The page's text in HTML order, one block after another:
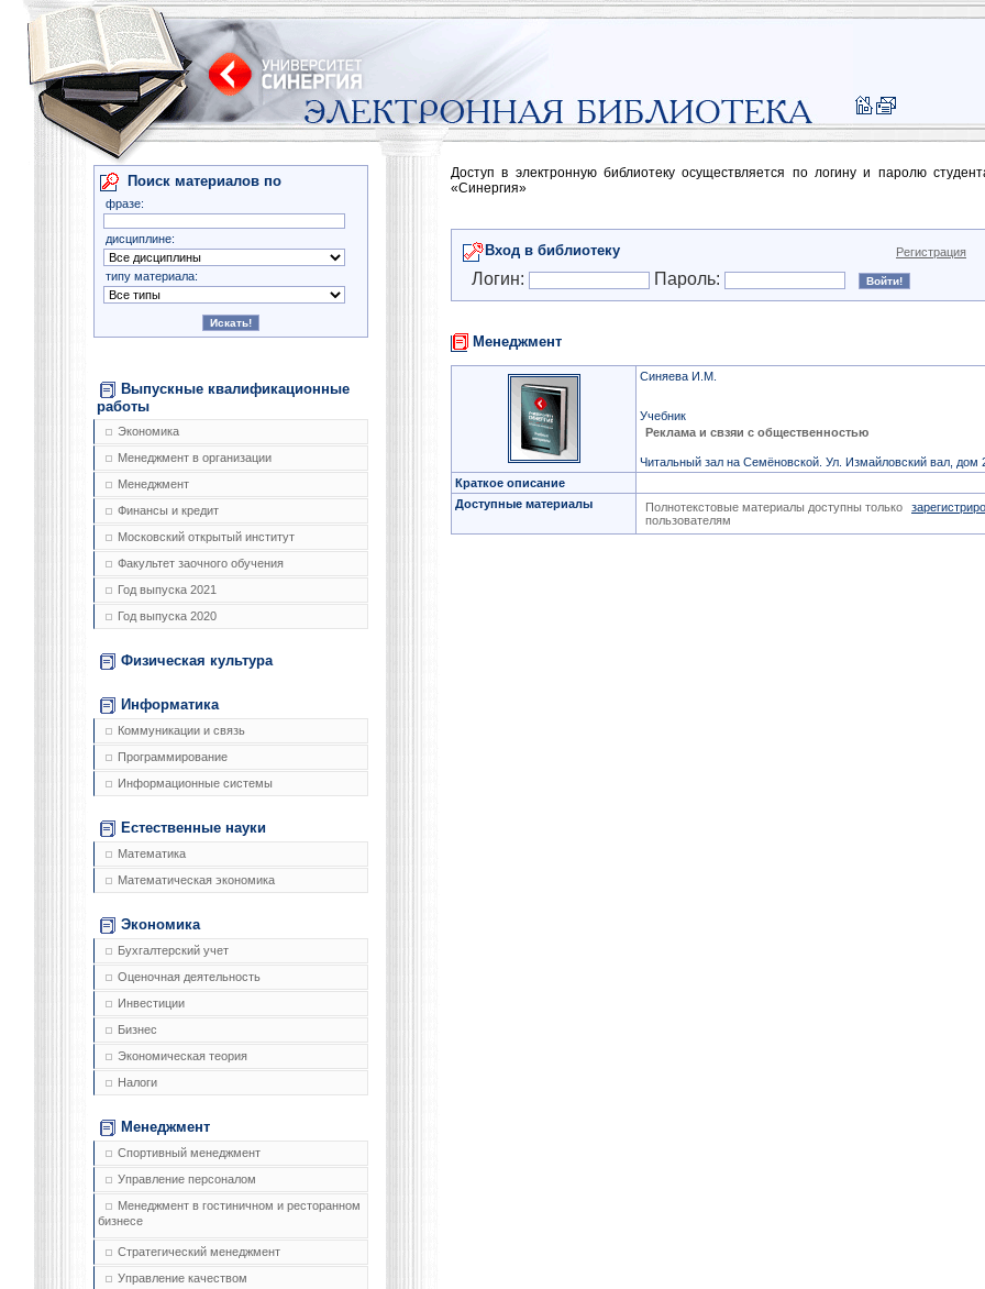
Поиск материалов по
фразе:
дисциплине:
типу материала:
Выпускные квалификационные
работы
Экономика
Менеджмент в организации
Менеджмент
Финансы и кредит
Московский открытый институт
Факультет заочного обучения
Год выпуска 2021
Год выпуска 2020
Физическая культура
Информатика
Коммуникации и связь
Программирование
Информационные системы
Естественные науки
Математика
Математическая экономика
Экономика
Бухгалтерский учет
Оценочная деятельность
Инвестиции
Бизнес
Экономическая теория
Налоги
Менеджмент
Спортивный менеджмент
Управление персоналом
Менеджмент в гостиничном и ресторанном
бизнесе
Стратегический менеджмент
Управление качеством
Доступ в электронную библиотеку осуществляется по логину и паролю
«Синергия»
Вход в библиотеку Регистрация
Логин: Пароль:
Менеджмент
Синяева И.М.
Учебник
Реклама и свзяи с общественностью
Читальный зал на Семёновской. Ул. Измайловский вал, дом
Краткое описание
Доступные материалы
Полнотекстовые материалы доступны только
пользователям